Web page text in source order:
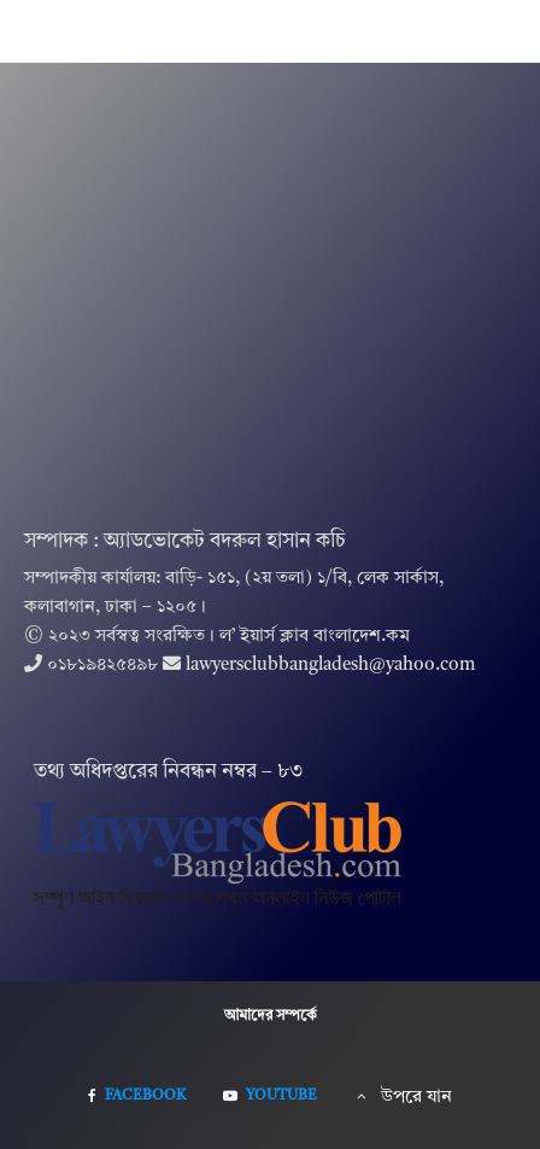
সম্পাদক : অ্যাডভোকেট বদরুল হাসান কচি
সম্পাদকীয় কার্যালয়: বাড়ি- ১৫১, (২য় তলা) ১/বি, লেক সার্কাস,
কলাবাগান, ঢাকা – ১২০৫।
© ২০২৩ সর্বস্বত্ব সংরক্ষিত । ল’ ইয়ার্স ক্লাব বাংলাদেশ.কম
০১৮১৯৪২৫৪৯৮
lawyersclubbangladesh@yahoo.com
তথ‌্য অ‌ধিদপ্ত‌রের নিবন্ধন নম্বর – ৮৩
আমাদের সম্পর্কে
FACEBOOK YOUTUBE উপরে যান